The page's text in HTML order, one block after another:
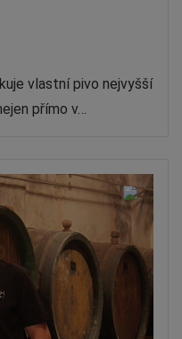
vlastní pivo nejvyšší
přímo v…